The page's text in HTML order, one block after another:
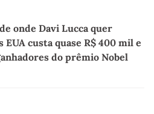
onde Davi Lucca quer
EUA custa quase R$ 400 mil e
do prêmio Nobel